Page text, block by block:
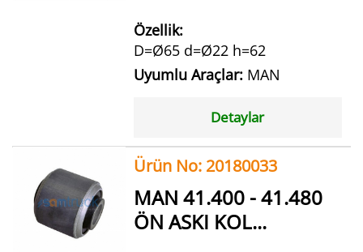
Özellik:
D=Ø65 d=Ø22 h=62
Uyumlu Araçlar: MAN
Detaylar
Ürün No: 20180033
MAN 41.400 - 41.480
ÖN ASKI KOL...